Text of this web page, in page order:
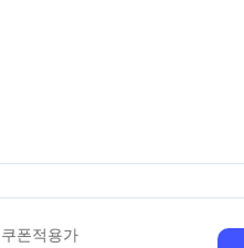
쿠폰적용가